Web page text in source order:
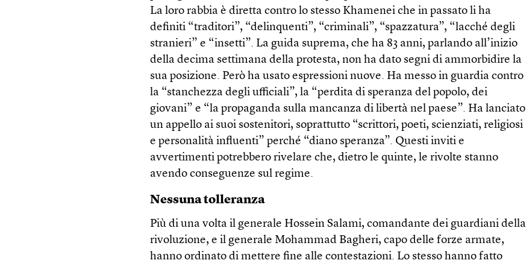
La loro rabbia è diretta contro lo stesso Khamenei che in passato li ha
definiti “traditori”, “delinquenti”, “criminali”, “spazzatura”, “lacché degli
stranieri” e “insetti”. La guida suprema, che ha 83 anni, parlando all’inizio
della decima settimana della protesta, non ha dato segni di ammorbidire la
sua posizione. Però ha usato espressioni nuove. Ha messo in guardia contro
la “stanchezza degli ufficiali”, la “perdita di speranza del popolo, dei
giovani” e “la propaganda sulla mancanza di libertà nel paese”. Ha lanciato
un appello ai suoi sostenitori, soprattutto “scrittori, poeti, scienziati, religiosi
e personalità influenti” perché “diano speranza”. Questi inviti e
avvertimenti potrebbero rivelare che, dietro le quinte, le rivolte stanno
avendo conseguenze sul regime.
Nessuna tolleranza
Più di una volta il generale Hossein Salami, comandante dei guardiani della
rivoluzione, e il generale Mohammad Bagheri, capo delle forze armate,
hanno ordinato di mettere fine alle contestazioni. Lo stesso hanno fatto